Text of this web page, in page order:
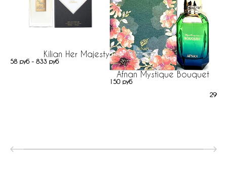
Kilian Her Majesty
58 руб - 833 руб
Afnan Mystique Bouquet
150 руб
299